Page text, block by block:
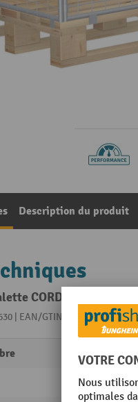
Description du produit
CORDES,
| EAN/GTIN: 4035694010840
4
Triple